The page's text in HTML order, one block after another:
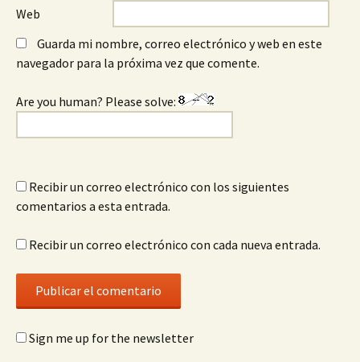
Web
Guarda mi nombre, correo electrónico y web en este
navegador para la próxima vez que comente.
Are you human? Please solve:
Recibir un correo electrónico con los siguientes
comentarios a esta entrada.
Recibir un correo electrónico con cada nueva entrada.
Sign me up for the newsletter